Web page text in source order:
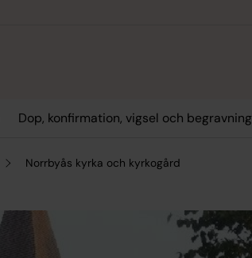
Dop, konfirmation, vigsel och begravning
Norrbyås kyrka och kyrkogård